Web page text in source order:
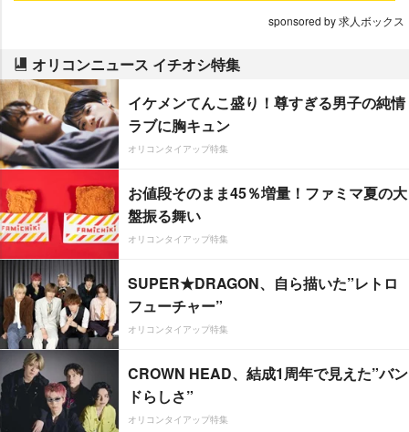
sponsored by 求人ボックス
オリコンニュース イチオシ特集
イケメンてんこ盛り！尊すぎる男子の純情
ラブに胸キュン
オリコンタイアップ特集
お値段そのまま45％増量！ファミマ夏の大
盤振る舞い
オリコンタイアップ特集
SUPER★DRAGON、自ら描いた”レトロ
フューチャー”
オリコンタイアップ特集
CROWN HEAD、結成1周年で見えた”バン
ドらしさ”
オリコンタイアップ特集